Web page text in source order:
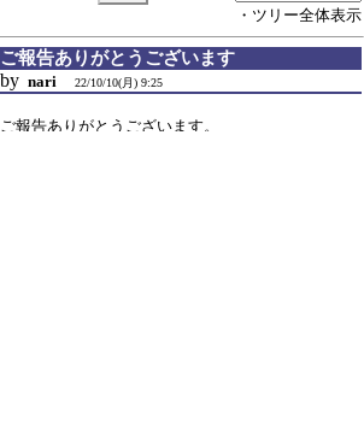
・ツリー全体表示
ご報告ありがとうございます
by nari 22/10/10(月) 9:25
ご報告ありがとうございます。